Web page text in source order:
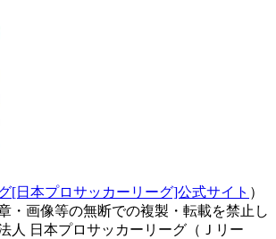
[日本プロサッカーリーグ]公式サイト ）
・画像等の無断での複製・転載を禁止し
人 日本プロサッカーリーグ（Ｊリー